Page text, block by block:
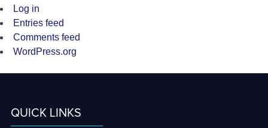
Log in
Entries feed
Comments feed
WordPress.org
QUICK LINKS